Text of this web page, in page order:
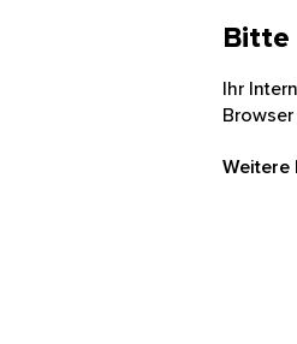
Bitte
Ihr
Weitere